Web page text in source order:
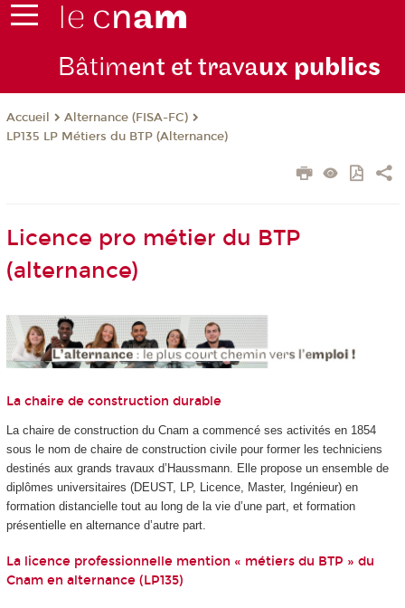
Bâtiment et travaux publics
Accueil
Alternance (FISA-FC)
LP135 LP Métiers du BTP (Alternance)
Licence pro métier du BTP
(alternance)
La chaire de construction durable
La chaire de construction du Cnam a commencé ses activités en 1854
sous le nom de chaire de construction civile pour former les techniciens
destinés aux grands travaux d’Haussmann. Elle propose un ensemble de
diplômes universitaires (DEUST, LP, Licence, Master, Ingénieur) en
formation distancielle tout au long de la vie d’une part, et formation
présentielle en alternanced’autre part.
La licence professionnelle mention « métiers du BTP » du
Cnam en alternance (LP135)